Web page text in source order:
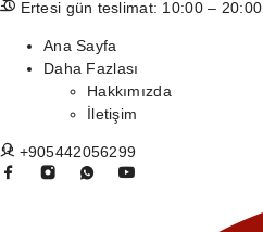
Ertesi gün teslimat: 10:00 – 20:00
Ana Sayfa
Daha Fazlası
Hakkımızda
İletişim
+905442056299